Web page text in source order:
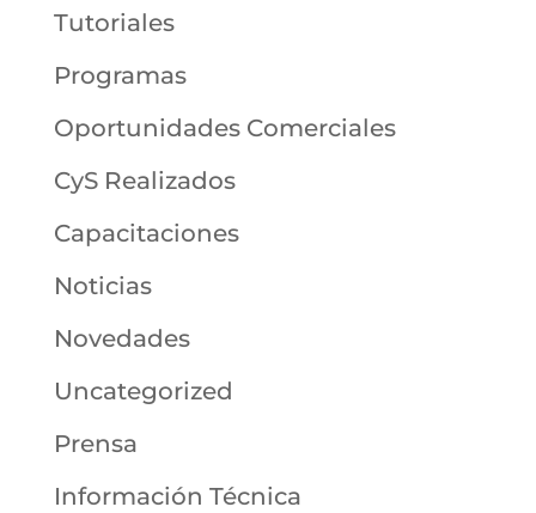
Tutoriales
Programas
Oportunidades Comerciales
CyS Realizados
Capacitaciones
Noticias
Novedades
Uncategorized
Prensa
Información Técnica